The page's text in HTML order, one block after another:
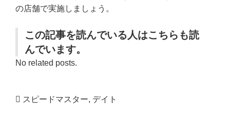
の店舗で実施しましょう。
この記事を読んでいる人はこちらも読
んでいます。
No related posts.
スピードマスター, デイト